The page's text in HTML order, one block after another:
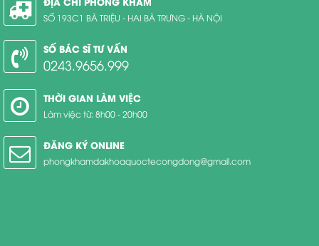
SỐ 193C1 BÀ TRIỆU - HAI BÀ TRƯNG - HÀ NỘI
SỐ BÁC SĨ TƯ VẤN
0243.9656.999
THỜI GIAN LÀM VIỆC
Làm việc từ: 8h00 - 20h00
ĐĂNG KÝ ONLINE
phongkhamdakhoaquoctecongdong@gmail.com